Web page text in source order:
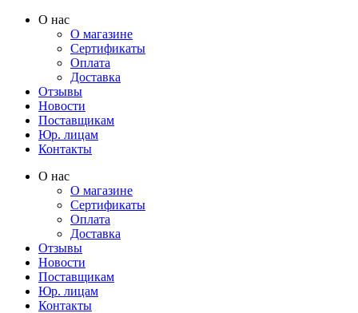
Перейти
содержимому
О нас
О магазине
Сертификаты
Оплата
Доставка
Отзывы
Новости
Поставщикам
Юр. лицам
Контакты
О нас
О магазине
Сертификаты
Оплата
Доставка
Отзывы
Новости
Поставщикам
Юр. лицам
Контакты